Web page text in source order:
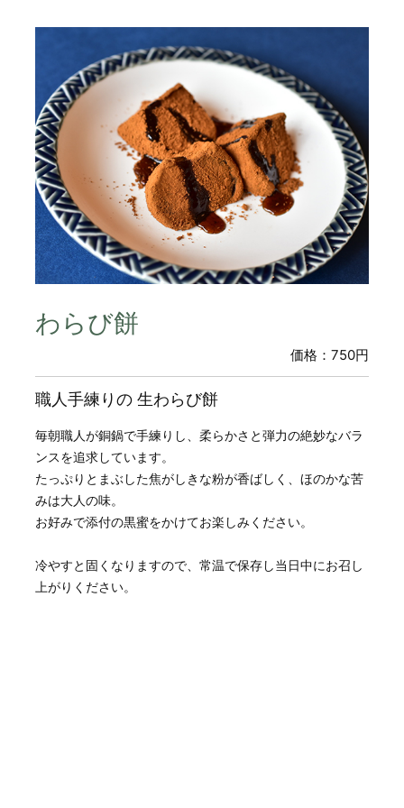
わらび餅
価格：750円
職人手練りの 生わらび餅
毎朝職人が銅鍋で手練りし、柔らかさと弾力の絶妙なバラ
ンスを追求しています。
たっぷりとまぶした焦がしきな粉が香ばしく、ほのかな苦
みは大人の味。
お好みで添付の黒蜜をかけてお楽しみください。
冷やすと固くなりますので、常温で保存し当日中にお召し
上がりください。